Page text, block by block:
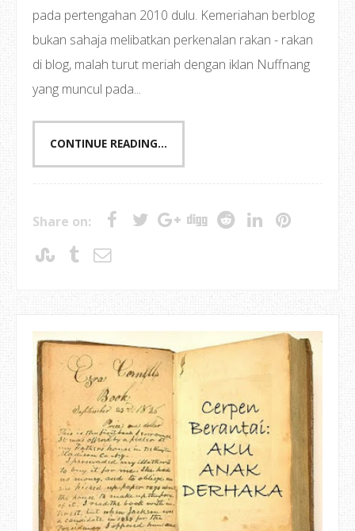
pada pertengahan 2010 dulu. Kemeriahan berblog
bukan sahaja melibatkan perkenalan rakan - rakan
di blog, malah turut meriah dengan iklan Nuffnang
yang muncul pada...
CONTINUE READING...
Share on: